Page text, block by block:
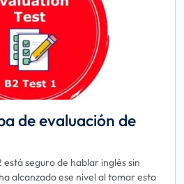
de evaluación de
seguro de hablar inglés sin
alcanzado ese nivel al tomar esta